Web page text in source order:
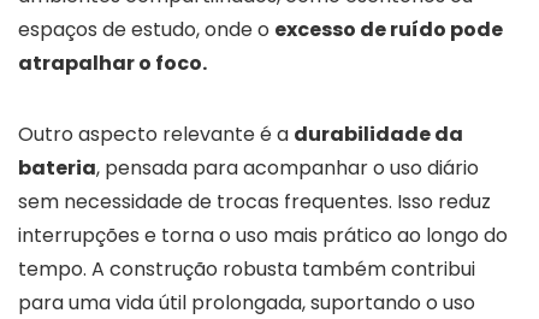
espaços de estudo, onde o excesso de ruído pode
atrapalhar o foco.
Outro aspecto relevante é a durabilidade da
bateria, pensada para acompanhar o uso diário
sem necessidade de trocas frequentes. Isso reduz
interrupções e torna o uso mais prático ao longo do
tempo. A construção robusta também contribui
para uma vida útil prolongada, suportando o uso